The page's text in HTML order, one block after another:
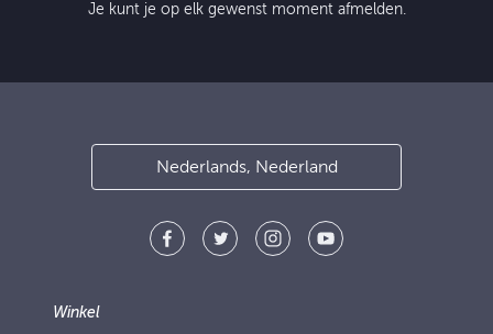
Je kunt je op elk gewenst moment afmelden.
Nederlands, Nederland
Winkel